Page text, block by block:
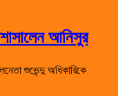
আনিসুর
শুভেন্দু অধিকারিকে